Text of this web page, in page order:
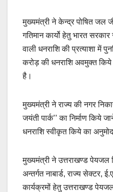
मुख्यमंत्री ने केन्द्र पोषित जल
गतिमान कार्यो हेतु भारत
वाली धनराशि की प्रत्याशा में
करोड़ की धनराशि अवमुक्त किये
है।
मुख्यमंत्री ने राज्य की नगर
जयंती पार्क’’ का निर्माण
धनराशि स्वीकृत किये का
मुख्यमंत्री ने उत्तराखण्ड पेयजल
अन्तर्गत नाबार्ड, राज्य सेक्टर,
कार्यक्रमों हेतु उत्तराखण्ड